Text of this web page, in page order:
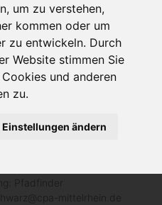
um zu verstehen,
kommen oder um
zu entwickeln. Durch
Website stimmen Sie
und anderen
zu.
Einstellungen ändern
im Hessischen
e.V.
Pfadfinder
mittelrhein.de